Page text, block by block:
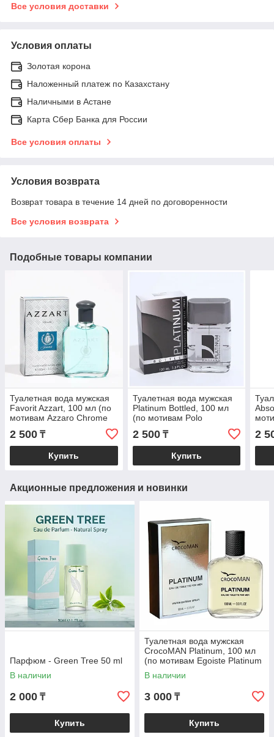
Все условия доставки
Условия оплаты
Золотая корона
Наложенный платеж по Казахстану
Наличными в Астане
Карта Сбер Банка для России
Все условия оплаты
Условия возврата
Возврат товара в течение 14 дней по договоренности
Все условия возврата
Подобные товары компании
Туалетная вода мужская
Favorit Azzart, 100 мл (по
мотивам Azzaro Chrome
(Azzaro)
2 500 ₸
Купить
Туалетная вода мужская
Platinum Bottled, 100 мл
(по мотивам Polo
(R.Lauren)
2 500₸
Купить
2
Акционные предложения и новинки
Парфюм - Green Tree 50 ml
В наличии
2 000 ₸
Купить
Туалетная вода мужская
CrocoMAN Platinum, 100 мл
(по мотивам Egoiste Platinum
(Chanel)
В наличии
3 000 ₸
Купить